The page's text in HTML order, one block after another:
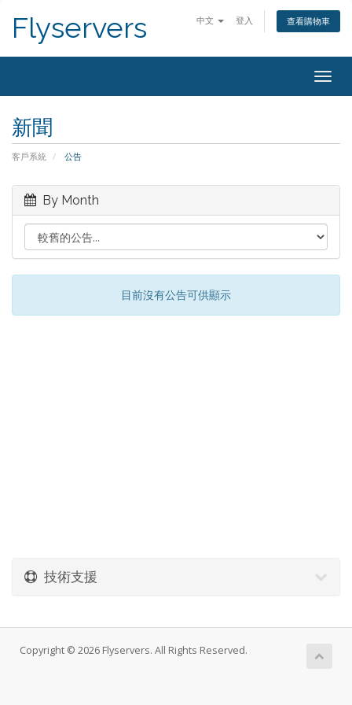
中文 登入 查看購物車
Flyservers
新聞
客戶系統 公告
By Month
目前沒有公告可供顯示
技術支援
Copyright © 2026 Flyservers. All Rights Reserved.